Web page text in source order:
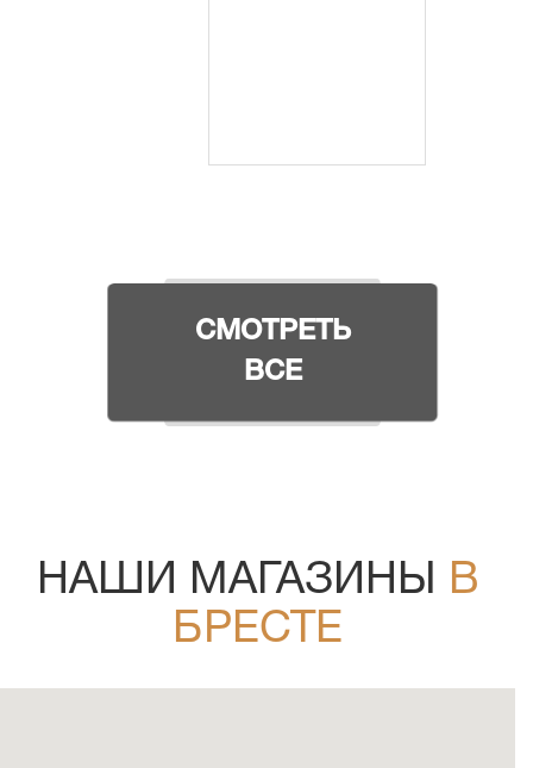
СМОТРЕТЬ
ВСЕ
НАШИ МАГАЗИНЫ
В
БРЕСТЕ